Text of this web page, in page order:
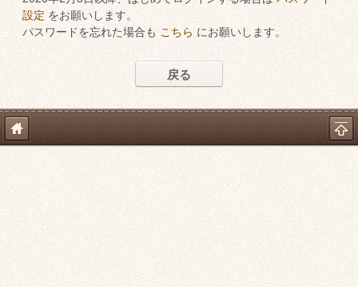
設定 をお願いします。
パスワードを忘れた場合も こちら にお願いします。
戻る